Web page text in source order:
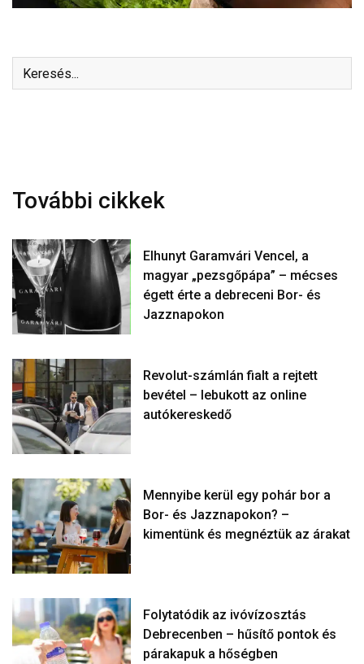
További cikkek
Elhunyt Garamvári Vencel, a
magyar „pezsgőpápa” – mécses
égett érte a debreceni Bor- és
Jazznapokon
Revolut-számlán fialt a rejtett
bevétel – lebukott az online
autókereskedő
Mennyibe kerül egy pohár bor a
Bor- és Jazznapokon? –
kimentünk és megnéztük az árakat
Folytatódik az ivóvízosztás
Debrecenben – hűsítő pontok és
párakapuk a hőségben